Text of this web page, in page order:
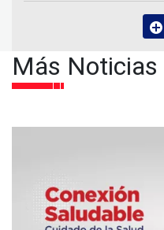
Más Noticias